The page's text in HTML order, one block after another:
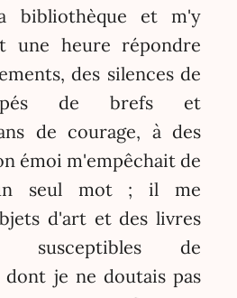
bibliothèque et m'y
une heure répondre
des silences de
de brefs et
de courage, à des
émoi m'empêchait de
seul mot ; il me
d'art et des livres
susceptibles de
je ne doutais pas